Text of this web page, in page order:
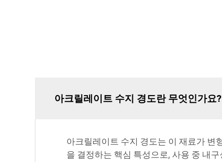
아크릴레이트 수지 경도란 무엇인가요?
아크릴레이트 수지 경도는 이 재료가 변
을 결정하는 핵심 특성으로, 사용 중 내